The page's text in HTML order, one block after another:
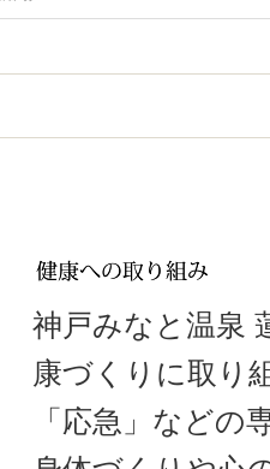
神戸みなと温泉
康づくりに取り
「応急」など